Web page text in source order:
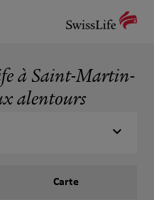
à Saint-Martin-
alentours
Carte